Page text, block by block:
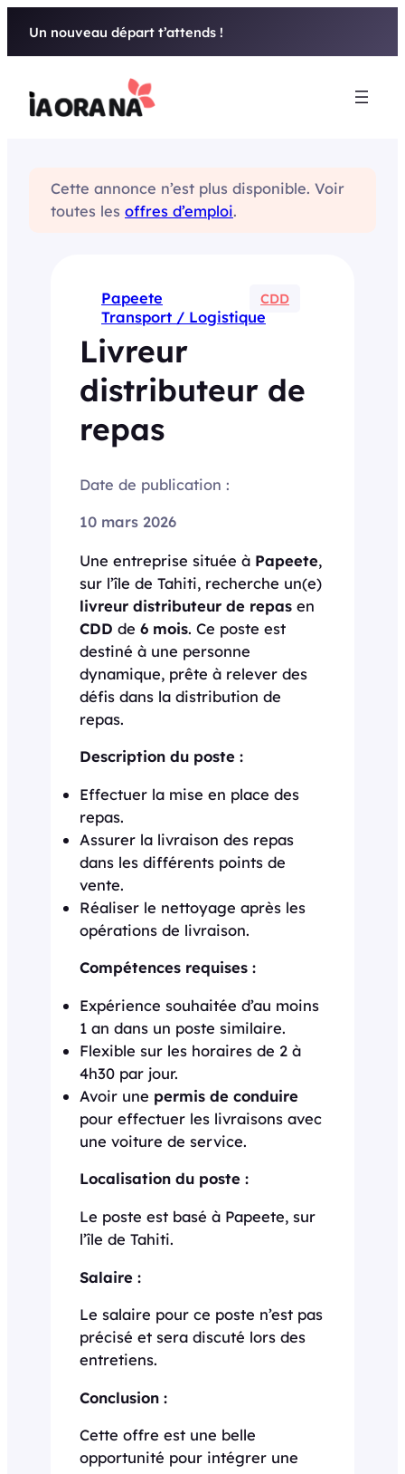
Un nouveau départ t’attends !
Cette annonce n’est plus disponible. Voir
toutes les offres d’emploi.
Papeete CDD
Transport / Logistique
Livreur
distributeur de
repas
Date de publication :
10 mars 2026
Une entreprise située à Papeete,
sur l’île de Tahiti, recherche un(e)
livreur distributeur de repas en
CDD de 6 mois. Ce poste est
destiné à une personne
dynamique, prête à relever des
défis dans la distribution de
repas.
Description du poste :
Effectuer la mise en place des
repas.
Assurer la livraison des repas
dans les différents points de
vente.
Réaliser le nettoyage après les
opérations de livraison.
Compétences requises :
Expérience souhaitée d’au moins
1 an dans un poste similaire.
Flexible sur les horaires de 2 à
4h30 par jour.
Avoir une permis de conduire
pour effectuer les livraisons avec
une voiture de service.
Localisation du poste :
Le poste est basé à Papeete, sur
l’île de Tahiti.
Salaire :
Le salaire pour ce poste n’est pas
précisé et sera discuté lors des
entretiens.
Conclusion :
Cette offre est une belle
opportunité pour intégrer une